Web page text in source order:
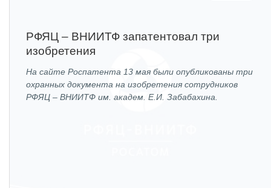
профессиональное обучение)
Лазерные технологии
Каталог гражданской продукции
Технологии водородной энергетики
РФЯЦ – ВНИИТФ запатентовал три
изобретения
На сайте Роспатента 13 мая были опубликованы три
охранных документа на изобретения сотрудников
РФЯЦ – ВНИИТФ им. академ. Е.И. Забабахина.